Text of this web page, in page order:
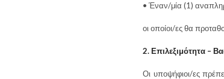
• Έναν/μία (1)
οι οποίοι/ες θα
2. Επιλεξιμότητα –
Οι υποψήφιοι/ες